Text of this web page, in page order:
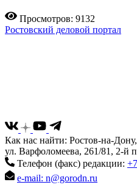
Просмотров: 9132
Ростовский деловой портал
Как нас найти: Ростов-на-Дону,
ул. Варфоломеева, 261/81, 2-й
Телефон (факс) редакции:
e-mail: n@gorodn.ru